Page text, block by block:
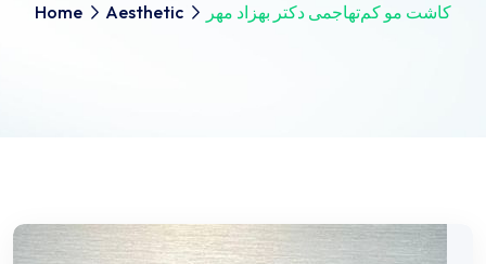
Home Aesthetic کاشت مو کم‌تهاجمی دکتر بهزاد مهر